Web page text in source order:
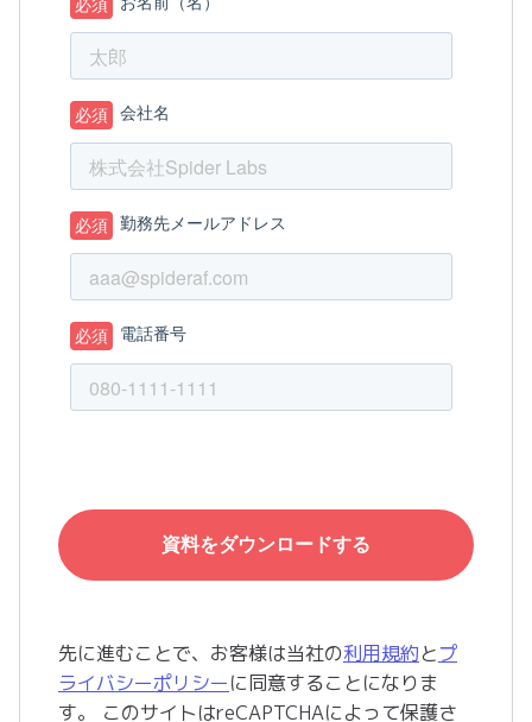
先に進むことで、お客様は当社の利用規約とプ
ライバシーポリシーに同意することになりま
す。 このサイトはreCAPTCHAによって保護さ